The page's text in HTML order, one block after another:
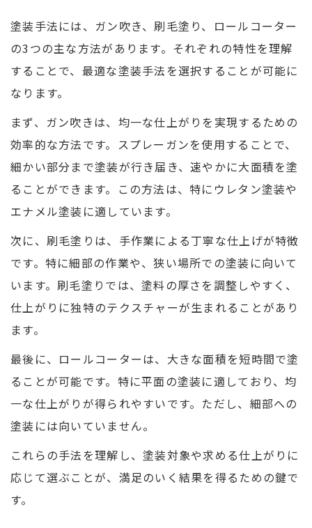
塗装手法には、ガン吹き、刷毛塗り、ロールコーター
の3つの主な方法があります。それぞれの特性を理解
することで、最適な塗装手法を選択することが可能に
なります。
まず、ガン吹きは、均一な仕上がりを実現するための
効率的な方法です。スプレーガンを使用することで、
細かい部分まで塗装が行き届き、速やかに大面積を塗
ることができます。この方法は、特にウレタン塗装や
エナメル塗装に適しています。
次に、刷毛塗りは、手作業による丁寧な仕上げが特徴
です。特に細部の作業や、狭い場所での塗装に向いて
います。刷毛塗りでは、塗料の厚さを調整しやすく、
仕上がりに独特のテクスチャーが生まれることがあり
ます。
最後に、ロールコーターは、大きな面積を短時間で塗
ることが可能です。特に平面の塗装に適しており、均
一な仕上がりが得られやすいです。ただし、細部への
塗装には向いていません。
これらの手法を理解し、塗装対象や求める仕上がりに
応じて選ぶことが、満足のいく結果を得るための鍵で
す。